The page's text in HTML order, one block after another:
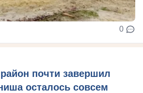
0
почти завершил
осталось совсем